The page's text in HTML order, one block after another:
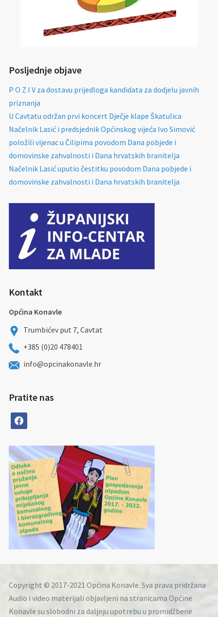
Posljednje objave
P O Z I V za dostavu prijedloga kandidata za dodjelu javnih
priznanja
U Cavtatu održan prvi koncert Dječje klape Škatulica
Načelnik Lasić i predsjednik Općinskog vijeća Ivo Simović
položili vijenac u Čilipima povodom Dana pobjede i
domovinske zahvalnosti i Dana hrvatskih branitelja
Načelnik Lasić uputio čestitku povodom Dana pobjede i
domovinske zahvalnosti i Dana hrvatskih branitelja
Kontakt
Općina Konavle
Trumbićev put 7, Cavtat
+385 (0)20 478401
info@opcinakonavle.hr
Pratite nas
facebook
Copyright © 2017-2021 Općina Konavle. Sva prava pridržana
Audio i video materijali objavljeni na stranicama Općine
Konavle su slobodni za daljnju upotrebu u promidžbene